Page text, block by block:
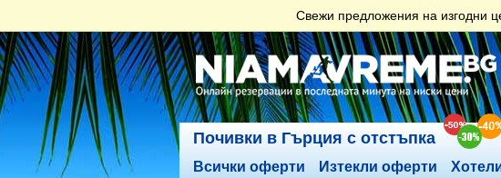
Свежи предложения на изгодни
Почивки в Гърция с отстъпка
Всички оферти Изтекли оферти